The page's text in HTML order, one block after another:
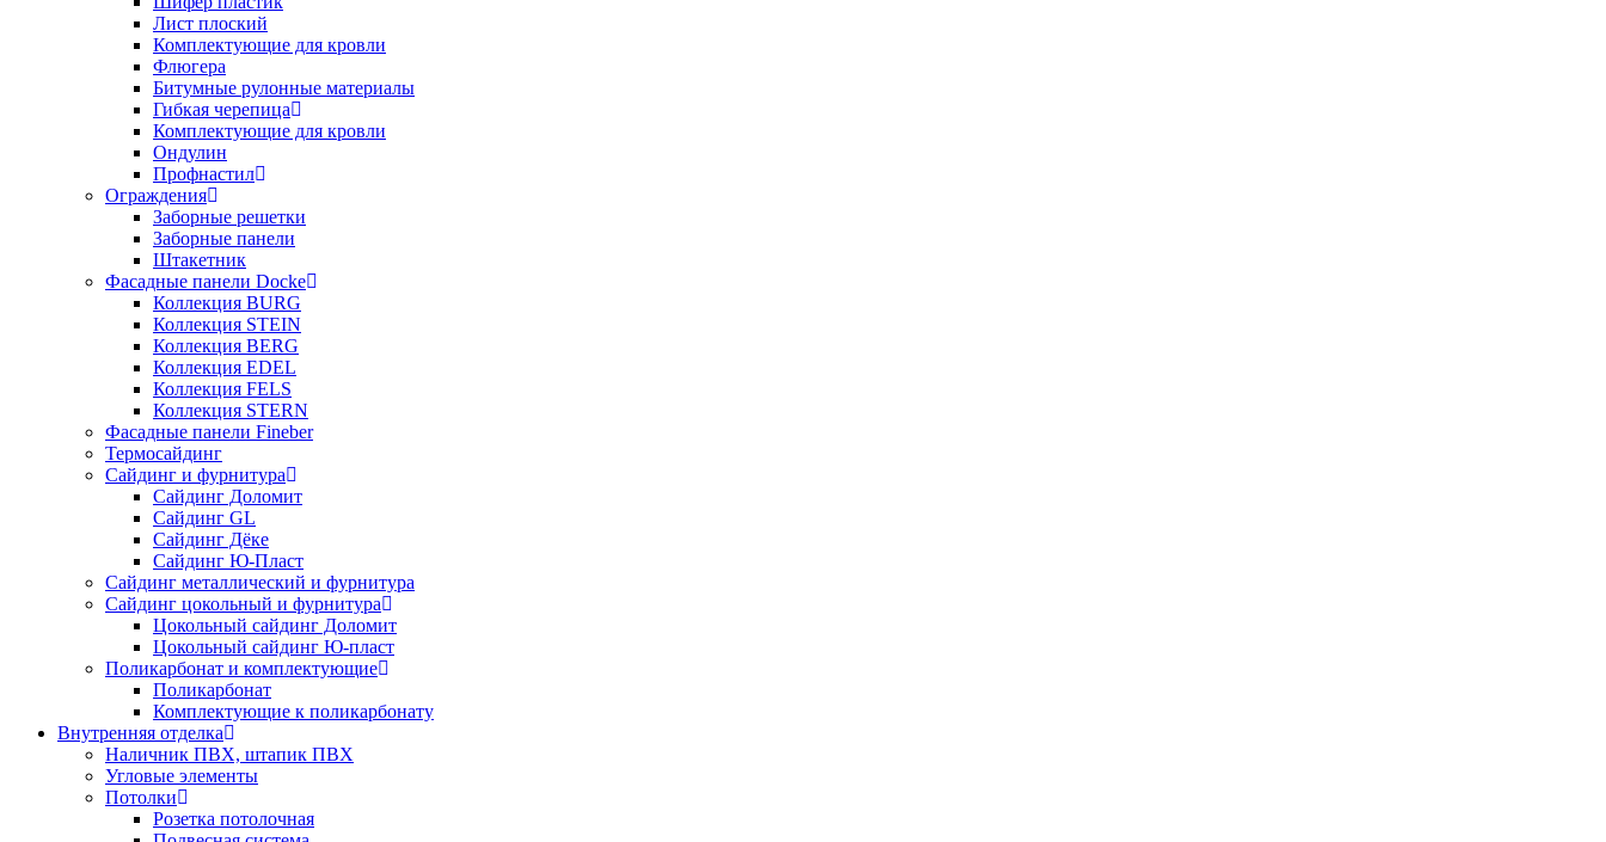
Лист плоский
Комплектующие для кровли
Флюгера
Битумные рулонные материалы
Гибкая черепица
Комплектующие для кровли
Ондулин
Профнастил
Ограждения
Заборные решетки
Заборные панели
Штакетник
Фасадные панели Docke
Коллекция BURG
Коллекция STEIN
Коллекция BERG
Коллекция EDEL
Коллекция FELS
Коллекция STERN
Фасадные панели Fineber
Термосайдинг
Сайдинг и фурнитура
Сайдинг Доломит
Сайдинг GL
Сайдинг Дёке
Сайдинг Ю-Пласт
Сайдинг металлический и фурнитура
Сайдинг цокольный и фурнитура
Цокольный сайдинг Доломит
Цокольный сайдинг Ю-пласт
Поликарбонат и комплектующие
Поликарбонат
Комплектующие к поликарбонату
Внутренняя отделка
Наличник ПВХ, штапик ПВХ
Угловые элементы
Потолки
Розетка потолочная